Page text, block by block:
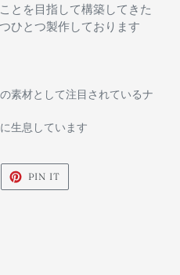
とを目指して構築してきた
ひとつ製作しております
素材として注目されているナ
生息しています
PIN IT
PINTEREST